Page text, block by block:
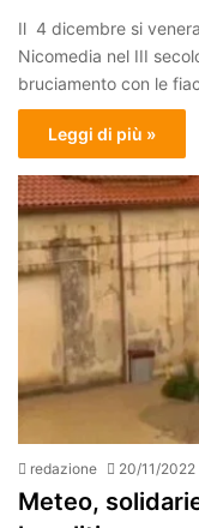
Il 4 dicembre si
Nicomedia nel III
bruciamento con le
Leggi di più »
redazione 20/11/2022
Meteo,